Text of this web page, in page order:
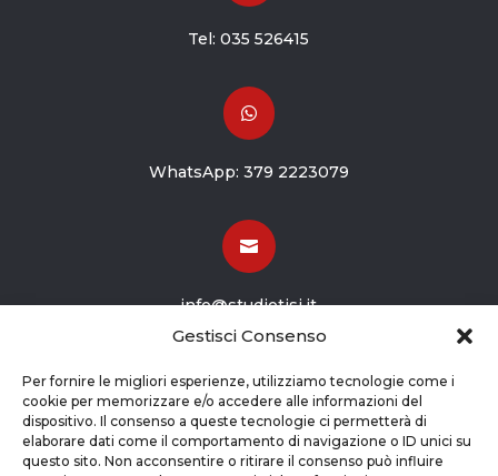
Gestisci Consenso
Per fornire le migliori esperienze, utilizziamo tecnologie come i
cookie per memorizzare e/o accedere alle informazioni del
dispositivo. Il consenso a queste tecnologie ci permetterà di
elaborare dati come il comportamento di navigazione o ID unici su
questo sito. Non acconsentire o ritirare il consenso può influire
Tel:035 526415

WhatsApp: 379 2223079

info@studiotisi.it

Viale Europa 8
Grassobbio BG (24050)